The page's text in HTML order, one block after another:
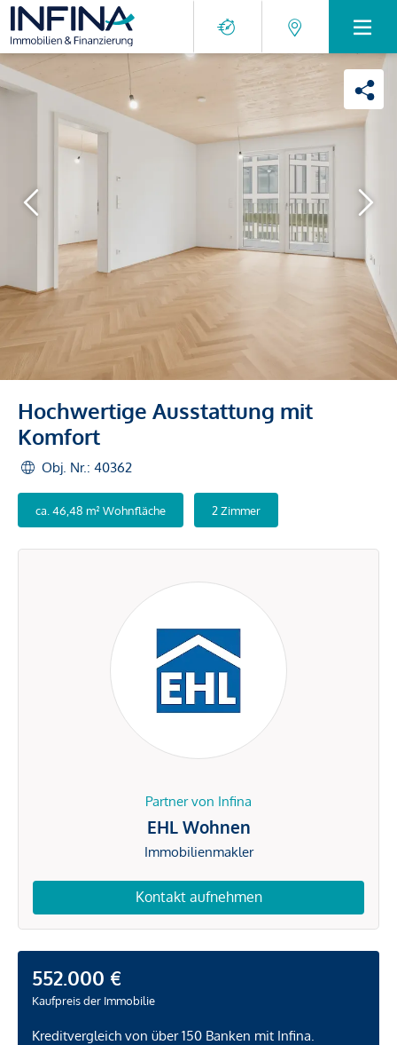
Hochwertige Ausstattung mit
Komfort
Obj. Nr.: 40362
ca. 46,48 m² Wohnfläche 2 Zimmer
Partner von Infina
EHL Wohnen
Immobilienmakler
Kontakt aufnehmen
552.000 €
Kaufpreis der Immobilie
Kreditvergleich von über 150 Banken mit Infina.